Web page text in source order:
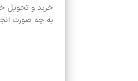
خرید و تحویل
به‌ چه صورت